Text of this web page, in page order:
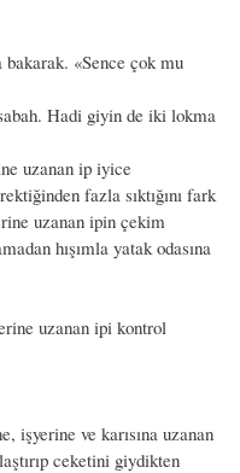
bakarak. «Sence çok mu
Hadi giyin de iki lokma
uzanan ip iyice
fazla sıktığını fark
uzanan ipin çekim
hışımla yatak odasına
uzanan ipi kontrol
işyerine ve karısına uzanan
ceketini giydikten